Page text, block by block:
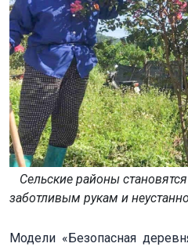
Сельские районы
заботливым рукам и
Модели «Безопасная